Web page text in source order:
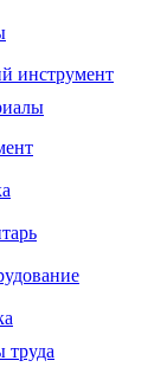
инструмент
труда